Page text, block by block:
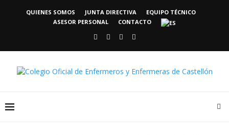
QUIENES SOMOS JUNTA DIRECTIVA
EQUIPO TÉCNICO
ASESOR PERSONAL
CONTACTO